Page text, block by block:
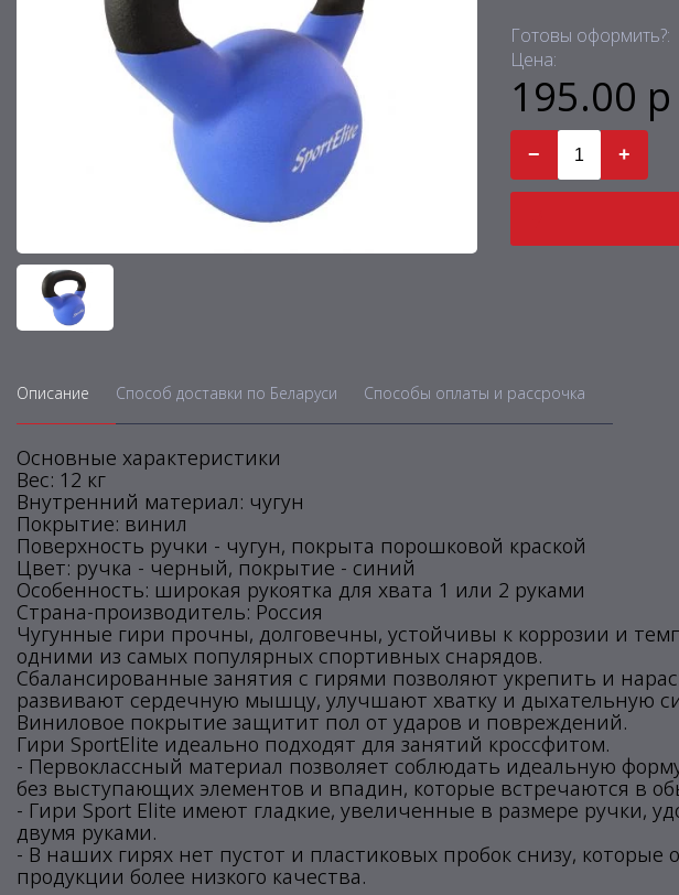
Готовы оформить?:
Цена:
195.00 р
− +
Описание Способ доставки по Беларуси Способы оплаты и рассрочка
Основные характеристики
Вес: 12 кг
Внутренний материал: чугун
Покрытие: винил
Поверхность ручки - чугун, покрыта порошковой краской
Цвет: ручка - черный, покрытие - синий
Особенность: широкая рукоятка для хвата 1 или 2 руками
Страна-производитель: Россия
Чугунные гири прочны, долговечны, устойчивы к коррозии и
одними из самых популярных спортивных снарядов.
Сбалансированные занятия с гирями позволяют укрепить и
развивают сердечную мышцу, улучшают хватку и дыхательную
Виниловое покрытие защитит пол от ударов и повреждений.
Гири SportElite идеально подходят для занятий кроссфитом.
- Первоклассный материал позволяет соблюдать идеальную
без выступающих элементов и впадин, которые встречаются в
- Гири Sport Elite имеют гладкие, увеличенные в размере ручки,
двумя руками.
- В наших гирях нет пустот и пластиковых пробок снизу, которые
продукции более низкого качества.